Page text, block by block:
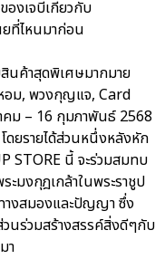
งเจบีเกี่ยวกับ
ยที่ไหนมาก่อน
นค้าสุดพิเศษมากมาย
อม, พวงกุญแจ, Card
คม – 16 กุมภาพันธ์ 2568
ดยรายได้ส่วนหนึ่งหลังหัก
STORE นี้ จะร่วมสมทบ
มงกุฎเกล้าในพระราชูป
างสมองและปัญญา ซึ่ง
วนร่วมสร้างสรรค์สิ่งดีๆกับ
า